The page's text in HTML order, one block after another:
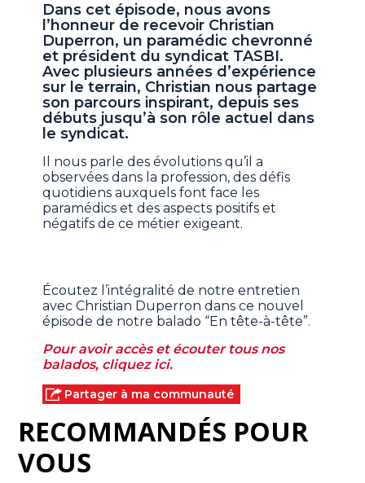
minutes,
29
seconds
Dans cet épisode, nous avons
l’honneur de recevoir Christian
Duperron, un paramédic chevronné
et président du syndicat TASBI.
Avec plusieurs années d’expérience
sur le terrain, Christian nous partage
son parcours inspirant, depuis ses
débuts jusqu’à son rôle actuel dans
le syndicat.
Il nous parle des évolutions qu’il a
observées dans la profession, des défis
quotidiens auxquels font face les
paramédics et des aspects positifs et
négatifs de ce métier exigeant.
Écoutez l’intégralité de notre entretien
avec Christian Duperron dans ce nouvel
épisode de notre balado “En tête-à-tête”.
Pour avoir accès et écouter tous nos
balados, cliquez ici.
Partager à ma communauté
RECOMMANDÉS POUR
VOUS